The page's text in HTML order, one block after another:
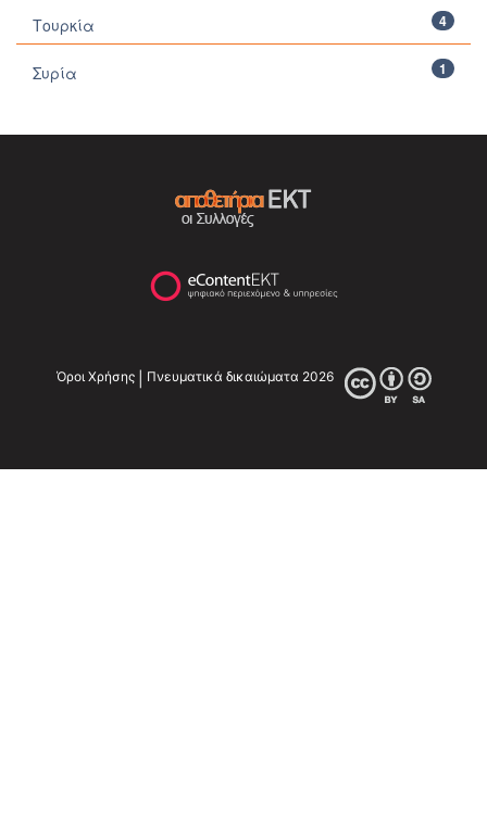
4
Τουρκία
1
Συρία